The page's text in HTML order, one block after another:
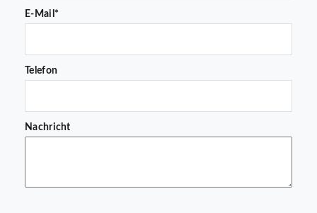
E-Mail*
Telefon
Nachricht